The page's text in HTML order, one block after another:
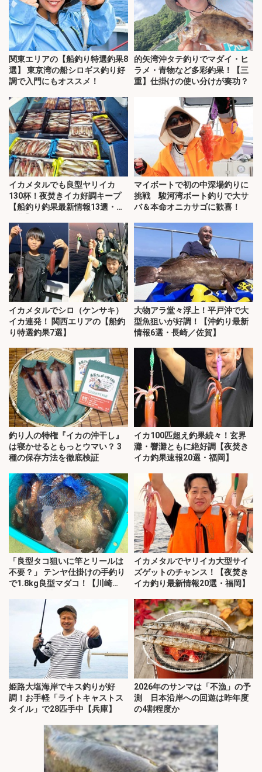
関東エリアの【船釣り特選釣果8
選】 東京湾の船シロギス釣り好
調で入門にもオススメ！
的矢湾沖タテ釣りでマダイ・ヒ
ラメ・青物など多彩釣果！【三
重】仕掛けの使い分けが奏功？
イカメタルでも良型ヤリイカ
130杯！夜焚きイカ好調キープ
【船釣り釣果最新情報13選・玄
マイボートで初の中深場釣りに
挑戦 駿河湾ボート釣りで大サ
バ＆本命オニカサゴに歓喜！
イカメタルでシロ（ケンサキ）
イカ連発！ 関西エリアの【船釣
り特選釣果7選】
大物アラ堂々浮上！平戸沖で大
型魚狙いが好調！【沖釣り最新
情報6選・長崎／佐賀】
釣り人の特権『イカの沖干し』
は寝かせるともっとウマい？ 3
種の保存方法を徹底検証
イカ100匹超え釣果続々！玄界
灘・響灘ともに絶好調【夜焚き
イカ釣果速報20選・福岡】
「良型タコ狙いに竿とリールは
不要？」 テンヤ仕掛けの手釣り
で1.8kg良型マダコ！【川崎
イカメタルでヤリイカ大型サイ
ズゲットのチャンス！【夜焚き
イカ釣り最新情報20選・福岡】
姫路大塩海岸でキス釣りが好
調！お手軽「ライトキャストス
タイル」で28匹手中【兵庫】
2026年のサンマは「不漁」の予
測 日本沿岸への回遊は昨年度
の4割程度か